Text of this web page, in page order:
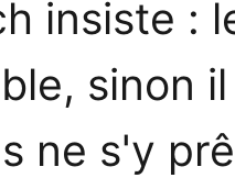
insiste :
sinon
ne s'y